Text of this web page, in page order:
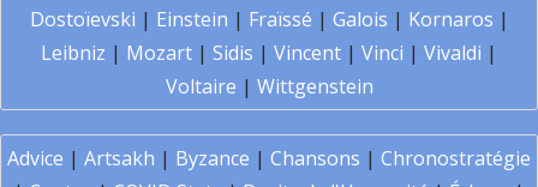
Dostoïevski | Einstein | Fraïssé | Galois | Kornaros |
Leibniz | Mozart | Sidis | Vincent | Vinci | Vivaldi |
Voltaire | Wittgenstein
Advice | Artsakh | Byzance | Chansons | Chronostratégie